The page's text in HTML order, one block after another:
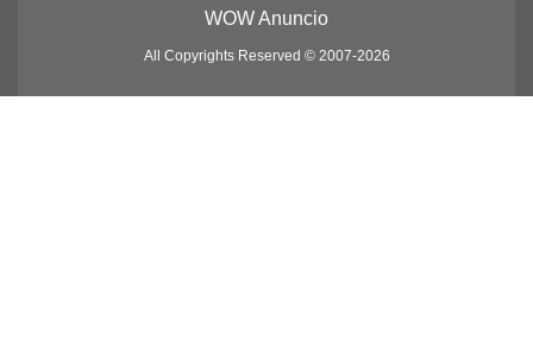
WOW Anuncio
All Copyrights Reserved © 2007-2026